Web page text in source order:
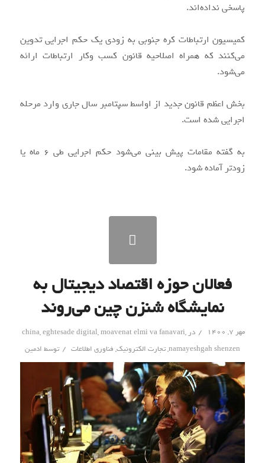
پاسخی نداده‌اند.
کمیسیون ارتباطات کره جنوبی به زودی یک حکم اجرایی تدوین
می‌کنند که همراه اصلاحیه قانون کسب وکار ارتباطات ارائه
می‌شود.
بخش اعظم قانون جدید از اواسط سپتامبر سال جاری وارد مرحله
اجرایی شده است.
به گفته مقامات پیش بینی می‌شود حکم اجرایی طی ۶ ماه یا
زودتر آماده شود.
فعالان حوزه اقتصاد دیجیتال به
نمایشگاه شنزن چین می‌روند
مهر ۷, ۱۴۰۰ / در china,eghtesade digital,moavenat elmi va fanavari,
namayeshgah shenzen
,تجارت الکترونیک, فناوری اطلاعات / توسط ادمین